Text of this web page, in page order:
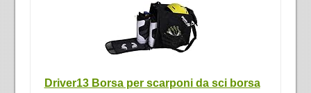
Driver13 Borsa per scarponi da sci borsa